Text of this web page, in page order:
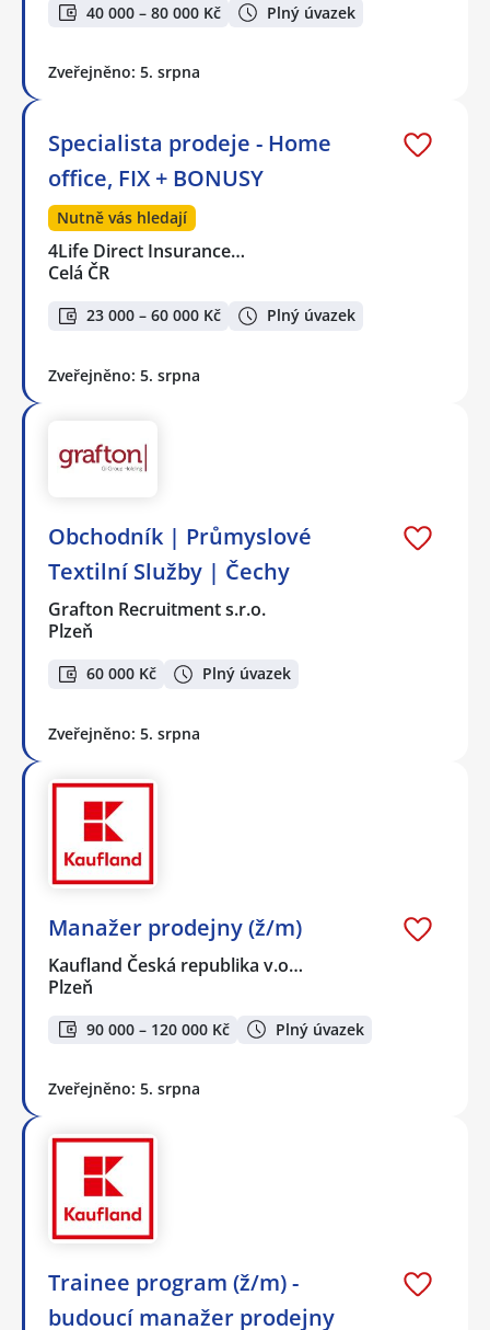
40 000 – 80 000 Kč Plný úvazek
Zveřejněno: 5. srpna
Specialista prodeje - Home
office, FIX + BONUSY
Nutně vás hledají
4Life Direct Insurance…
Celá ČR
23 000 – 60 000 Kč Plný úvazek
Zveřejněno: 5. srpna
Obchodník | Průmyslové
Textilní Služby | Čechy
Grafton Recruitment s.r.o.
Plzeň
60 000 Kč Plný úvazek
Zveřejněno: 5. srpna
Manažer prodejny (ž/m)
Kaufland Česká republika v.o…
Plzeň
90 000 – 120 000 Kč Plný úvazek
Zveřejněno: 5. srpna
Trainee program (ž/m) -
budoucí manažer prodejny